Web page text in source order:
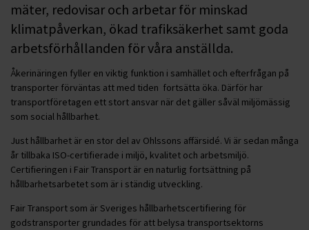
mäter, redovisar och arbetar för minskad
klimatpåverkan, ökad trafiksäkerhet samt goda
arbetsförhållanden för våra anställda.
Åkerinäringen fyller en viktig funktion i samhället och efterfrågan på
transporter förväntas att med tiden fortsätta öka. Därför har
transportföretagen ett stort ansvar när det gäller såväl miljömässig
som social hållbarhet.
Just hållbarhet är en stor del av Ohlssons affärsidé. Vi är sedan många
år tillbaka ISO-certifierade i miljö, kvalitet och arbetsmiljö.
Certifieringen i Fair Transport är en naturlig fortsättning på
hållbarhetsarbetet som är i ständig utveckling.
Fair Transport som är Sveriges hållbarhetscertifiering för
godstransporter grundades för att belysa transportsektorns